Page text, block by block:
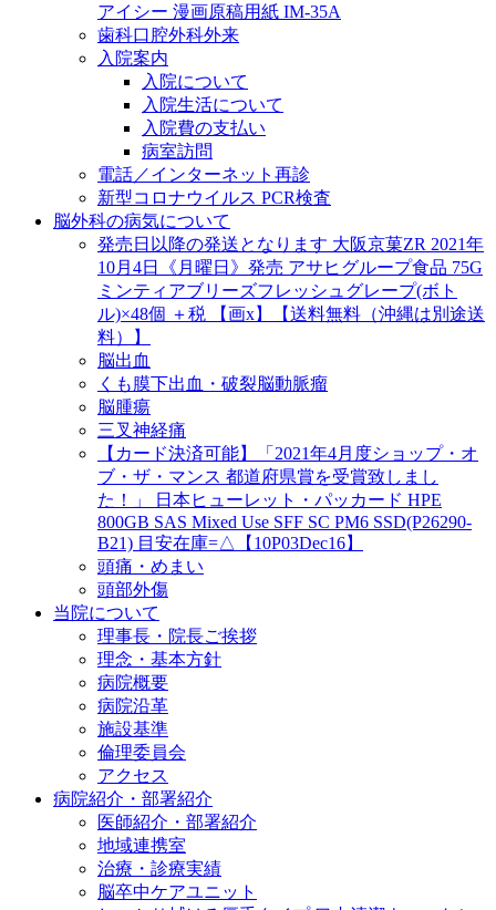
アイシー 漫画原稿用紙 IM-35A
歯科口腔外科外来
入院案内
入院について
入院生活について
入院費の支払い
病室訪問
電話／インターネット再診
新型コロナウイルス PCR検査
脳外科の病気について
発売日以降の発送となります 大阪京菓ZR 2021年
10月4日《月曜日》発売 アサヒグループ食品 75G
ミンティアブリーズフレッシュグレープ(ボト
ル)×48個 ＋税 【画x】【送料無料（沖縄は別途送
料）】
脳出血
くも膜下出血・破裂脳動脈瘤
脳腫瘍
三叉神経痛
【カード決済可能】「2021年4月度ショップ・オ
ブ・ザ・マンス 都道府県賞を受賞致しまし
た！」 日本ヒューレット・パッカード HPE
800GB SAS Mixed Use SFF SC PM6 SSD(P26290-
B21) 目安在庫=△【10P03Dec16】
頭痛・めまい
頭部外傷
当院について
理事長・院長ご挨拶
理念・基本方針
病院概要
病院沿革
施設基準
倫理委員会
アクセス
病院紹介・部署紹介
医師紹介・部署紹介
地域連携室
治療・診療実績
脳卒中ケアユニット